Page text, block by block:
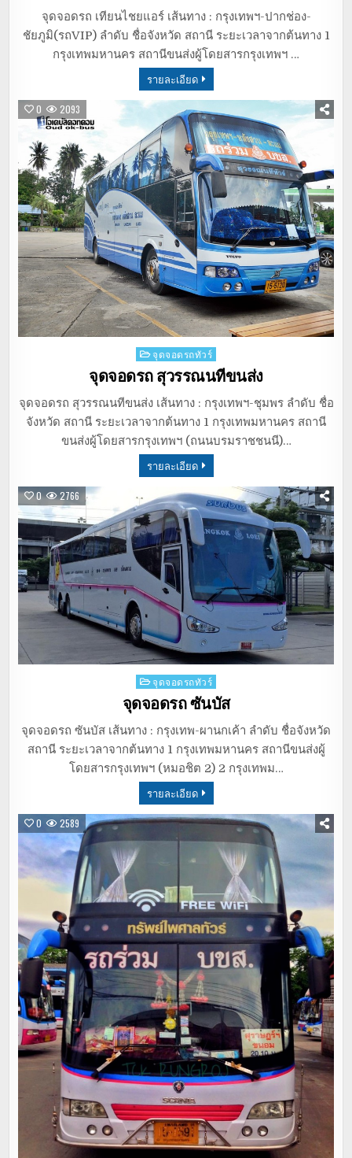
จุดจอดรถ เทียนไชยแอร์ เส้นทาง : กรุงเทพฯ-ปากช่อง-
ชัยภูมิ(รถVIP) ลำดับ ชื่อจังหวัด สถานี ระยะเวลาจากต้นทาง 1
กรุงเทพมหานคร สถานีขนส่งผู้โดยสารกรุงเทพฯ …
รายละเอียด
0 2093
Posted
in
จุดจอดรถทัวร์
จุดจอดรถ สุวรรณนทีขนส่ง
จุดจอดรถ สุวรรณนทีขนส่ง เส้นทาง : กรุงเทพฯ-ชุมพร ลำดับ ชื่อ
จังหวัด สถานี ระยะเวลาจากต้นทาง 1 กรุงเทพมหานคร สถานี
ขนส่งผู้โดยสารกรุงเทพฯ (ถนนบรมราชชนนี)…
รายละเอียด
0 2766
Posted
in
จุดจอดรถทัวร์
จุดจอดรถ ซันบัส
จุดจอดรถ ซันบัส เส้นทาง : กรุงเทพ-ผานกเค้า ลำดับ ชื่อจังหวัด
สถานี ระยะเวลาจากต้นทาง 1 กรุงเทพมหานคร สถานีขนส่งผู้
โดยสารกรุงเทพฯ (หมอชิต 2) 2 กรุงเทพม…
รายละเอียด
0 2589